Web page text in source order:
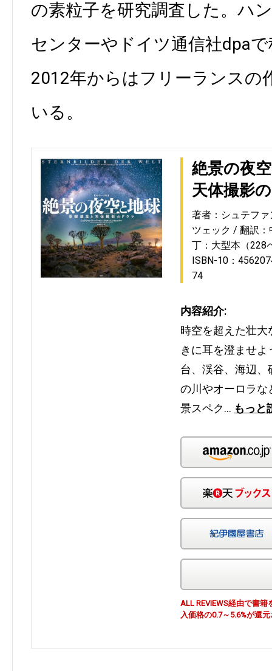
の素粒子を研究調査した。ハ
センターやドイツ通信社dpa
2012年からはフリーランスの
いる。
絶景の夜
天体撮影
著者：シュテフ
ツェック
翻訳：
丁：大型本（228
ISBN-10：
74
内容紹介:
時空を超えた壮
きに耳を澄ませ
台、渓谷、海辺
の川やオーロラな
景スペク… もっと
ALL REVIEWS経由で書
入価格の0.7～5.6%が還